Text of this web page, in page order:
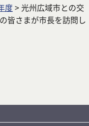
度 > 光州広域市との交
皆さまが市長を訪問し